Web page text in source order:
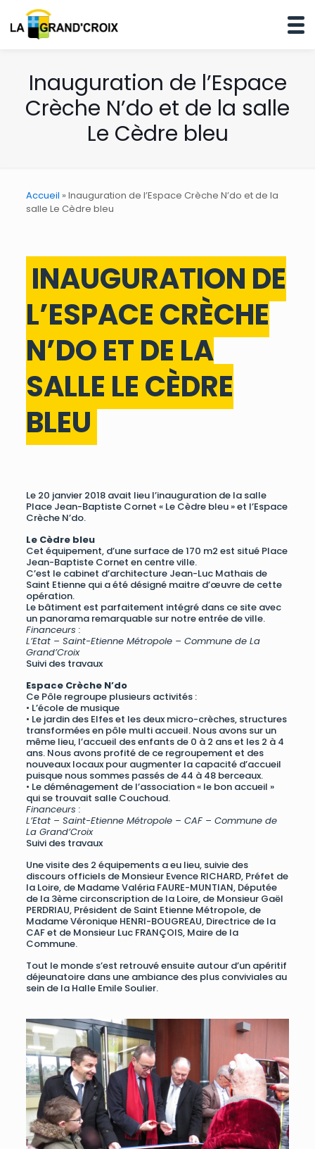
Inauguration de l’Espace
Crèche N’do et de la salle
Le Cèdre bleu
Accueil » Inauguration de l’Espace Crèche N’do et de la
salle Le Cèdre bleu
INAUGURATION DE
L’ESPACE CRÈCHE
N’DO ET DE LA
SALLE LE CÈDRE
BLEU
Le 20 janvier 2018 avait lieu l’inauguration de la salle
Place Jean-Baptiste Cornet « Le Cèdre bleu » et l’Espace
Crèche N’do.
Le Cèdre bleu
Cet équipement, d’une surface de 170 m2 est situé Place
Jean-Baptiste Cornet en centre ville.
C’est le cabinet d’architecture Jean-Luc Mathais de
Saint Etienne qui a été désigné maitre d’œuvre de cette
opération.
Le bâtiment est parfaitement intégré dans ce site avec
un panorama remarquable sur notre entrée de ville.
Financeurs :
L’Etat – Saint-Etienne Métropole – Commune de La
Grand’Croix
Suivi des travaux
Espace Crèche N’do
Ce Pôle regroupe plusieurs activités :
• L’école de musique
• Le jardin des Elfes et les deux micro-crèches, structures
transformées en pôle multi accueil. Nous avons sur un
même lieu, l’accueil des enfants de 0 à 2 ans et les 2 à 4
ans. Nous avons profité de ce regroupement et des
nouveaux locaux pour augmenter la capacité d’accueil
puisque nous sommes passés de 44 à 48 berceaux.
• Le déménagement de l’association « le bon accueil »
qui se trouvait salle Couchoud.
Financeurs :
L’Etat – Saint-Etienne Métropole – CAF – Commune de
La Grand’Croix
Suivi des travaux
Une visite des 2 équipements a eu lieu, suivie des
discours officiels de Monsieur Evence RICHARD, Préfet de
la Loire, de Madame Valéria FAURE-MUNTIAN, Députée
de la 3ème circonscription de la Loire, de Monsieur Gaël
PERDRIAU, Président de Saint Etienne Métropole, de
Madame Véronique HENRI-BOUGREAU, Directrice de la
CAF et de Monsieur Luc FRANÇOIS, Maire de la
Commune.
Tout le monde s’est retrouvé ensuite autour d’un apéritif
déjeunatoire dans une ambiance des plus conviviales au
sein de la Halle Emile Soulier.